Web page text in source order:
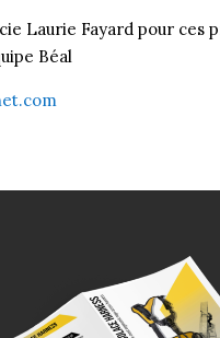
Laurie Fayard pour ces
Béal